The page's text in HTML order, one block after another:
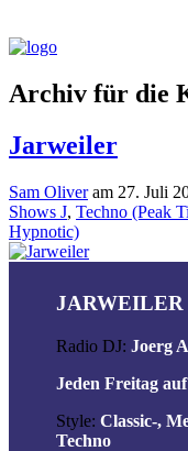
Archiv für die
Jarweiler
Sam Oliveram 27. Juli
Shows J, Techno (Peak
Hypnotic)
JARWEILER
Radio DJ:Joerg
Jeden Freitag
Style:Classic-,
Techno